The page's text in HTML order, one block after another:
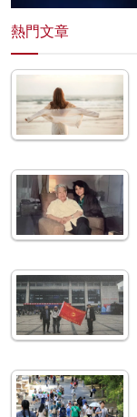
熱門文章